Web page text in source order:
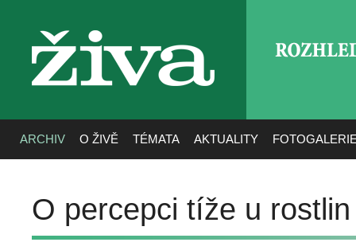
živa
ARCHIV O ŽIVĚ TÉMATA AKTUALITY
O percepci tíže u rostlin